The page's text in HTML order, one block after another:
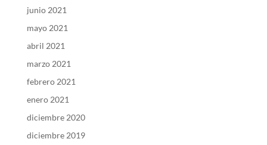
junio 2021
mayo 2021
abril 2021
marzo 2021
febrero 2021
enero 2021
diciembre 2020
diciembre 2019